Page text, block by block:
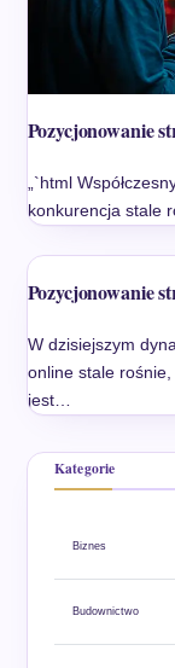
Pozycjonowanie
„`html
konkurencja stale
Pozycjonowanie
W dzisiejszym
online stale
jest…
Kategorie
Biznes
Budownictwo